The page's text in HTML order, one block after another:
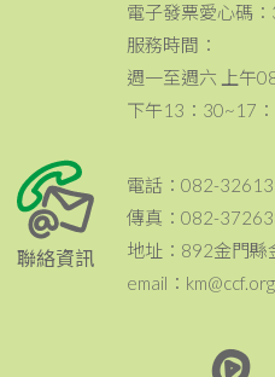
電子發票愛心碼
服務時間：
週一至週六 上午
下午13：30~17
聯絡資訊
電話：082-
傳真：082-
地址：892金門縣
email：